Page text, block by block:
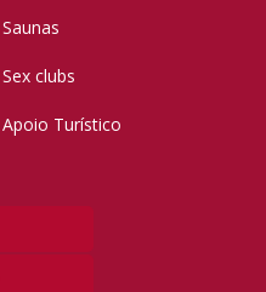
Saunas
Sex clubs
Apoio Turístico